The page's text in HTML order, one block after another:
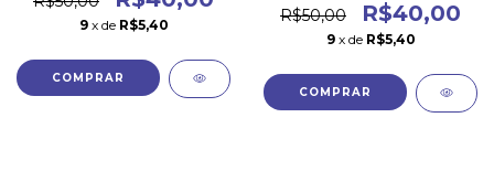
9 x de R$5,40 R$50,00 R$40,00
9 x de R$5,40